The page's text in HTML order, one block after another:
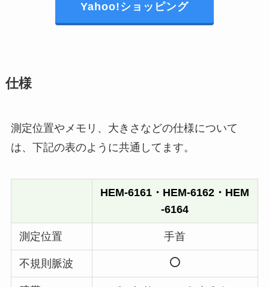
Yahoo!ショッピング
仕様
測定位置やメモリ、大きさなどの仕様について
は、下記の表のように共通してます。
HEM-6161・HEM-6162・HEM
-6164
測定位置 手首
不規則脈波